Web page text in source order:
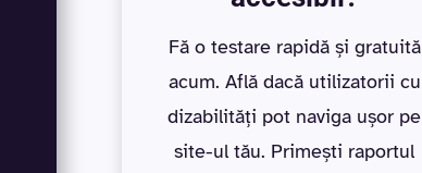
Fă o testare rapidă și gratuită
acum. Află dacă utilizatorii cu
dizabilități pot naviga ușor pe
site-ul tău. Primești raportul